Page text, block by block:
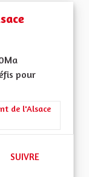
pour
l'Education et
de l'Alsace
49 ABONNÉS
SUIVRE